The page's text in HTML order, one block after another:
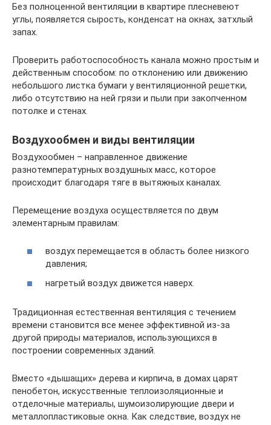
Без полноценной вентиляции в квартире плесневеют
углы, появляется сырость, конденсат на окнах, затхлый
запах.
Проверить работоспособность канала можно простым и
действенным способом: по отклонению или движению
небольшого листка бумаги у вентиляционной решетки,
либо отсутствию на ней грязи и пыли при закопченном
потолке и стенах.
Воздухообмен и виды вентиляции
Воздухообмен – направленное движение
разнотемпературных воздушных масс, которое
происходит благодаря тяге в вытяжных каналах.
Перемещение воздуха осуществляется по двум
элементарным правилам:
воздух перемещается в область более низкого
давления;
нагретый воздух движется наверх.
Традиционная естественная вентиляция с течением
времени становится все менее эффективной из-за
другой природы материалов, использующихся в
построении современных зданий.
Вместо «дышащих» дерева и кирпича, в домах царят
пенобетон, искусственные теплоизоляционные и
отделочные материалы, шумоизолирующие двери и
металлопластиковые окна. Как следствие, воздух не